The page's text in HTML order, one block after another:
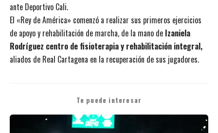
ante Deportivo Cali.
El «Rey de América» comenzó a realizar sus primeros ejercicios
de apoyo y rehabilitación de marcha, de la mano de Izaniela
Rodríguez centro de fisioterapia y rehabilitación integral,
aliados de Real Cartagena en la recuperación de sus jugadores.
Te puede interesar